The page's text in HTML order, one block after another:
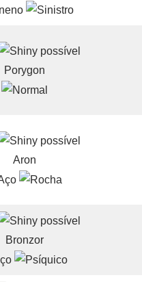
Porygon
Aron
Bronzor